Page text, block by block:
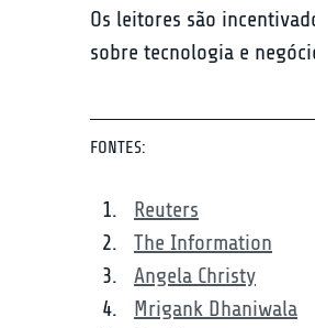
Os leitores são
sobre tecnologia e
FONTES:
Reuters
The Information
Angela Christy
Mrigank Dhaniwala